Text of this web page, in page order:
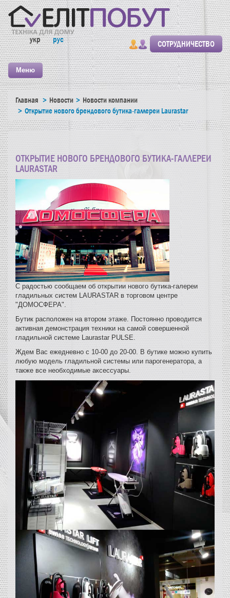
укр рус СОТРУДНИЧЕСТВО
Меню
Главная Новости
Новости компании
Открытие нового брендового бутика-галлереи Laurastar
ОТКРЫТИЕ НОВОГО БРЕНДОВОГО БУТИКА-ГАЛЛЕРЕИ
LAURASTAR
С радостью сообщаем об открытии нового бутика-галереи
гладильных систем LAURASTAR в торговом центре
"ДОМОСФЕРА".
Бутик расположен на втором этаже. Постоянно проводится
активная демонстрация техники на самой совершенной
гладильной системе Laurastar PULSE.
Ждем Вас ежедневно с 10-00 до 20-00. В бутике можно купить
любую модель гладильной системы или парогенератора, а
также все необходимые аксессуары.